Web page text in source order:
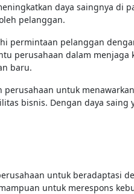
daya saingnya di
pelanggan.
permintaan pelanggan
perusahaan dalam menjaga
baru.
untuk
bisnis. Dengan daya saing
untuk beradaptasi
untuk merespons